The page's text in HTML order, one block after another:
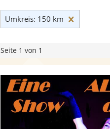
Umkreis: 150 km
Seite 1 von 1